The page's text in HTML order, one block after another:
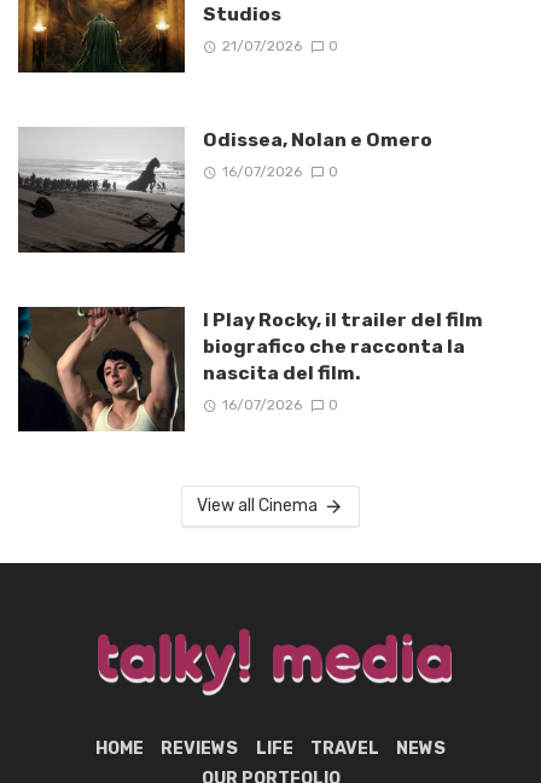
Studios
21/07/2026 0
Odissea, Nolan e Omero
16/07/2026 0
I Play Rocky, il trailer del film
biografico che racconta la
nascita del film.
16/07/2026 0
View all Cinema
HOME REVIEWS LIFE TRAVEL
NEWS